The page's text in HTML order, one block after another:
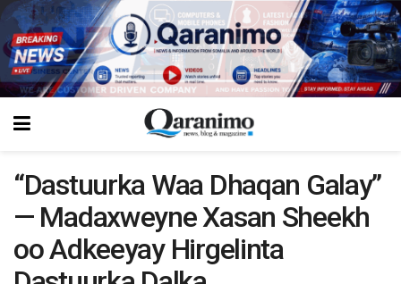
“Dastuurka Waa Dhaqan Galay”
— Madaxweyne Xasan Sheekh
oo Adkeeyay Hirgelinta